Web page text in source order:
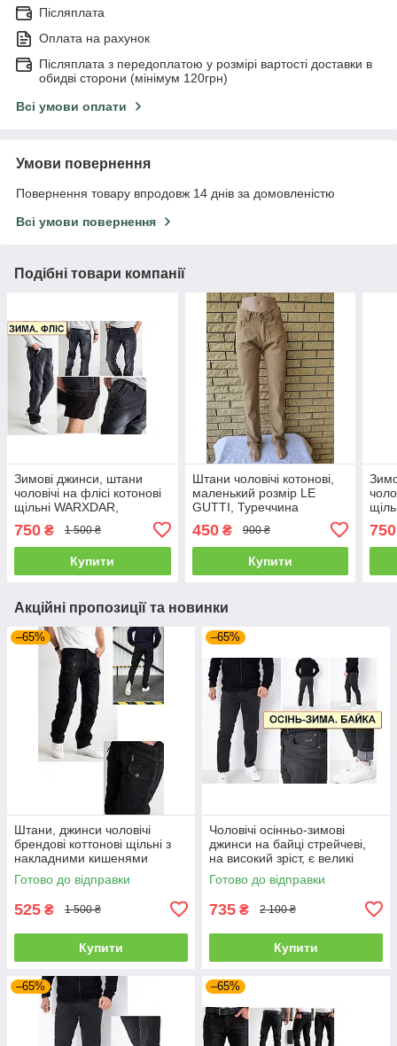
Післяплата
Оплата на рахунок
Післяплата з передоплатою у розмірі вартості доставки в
обидві сторони (мінімум 120грн)
Всі умови оплати
Умови повернення
Повернення товару впродовж 14 днів за домовленістю
Всі умови повернення
Подібні товари компанії
Зимові джинси, штани
чоловічі на флісі котонові
щільні WARXDAR,
750 ₴ 1 500 ₴
Купити
Штани чоловічі котонові,
маленький розмір LE
GUTTI, Туреччина
450₴ 900 ₴
Купити
750
Акційні пропозиції та новинки
–65%
Штани, джинси чоловічі
брендові коттонові щільні з
накладними кишенями
"карго" MIGACH, Туреччина
Готово до відправки
525 ₴ 1 500 ₴
Купити
–65%
Чоловічі осінньо-зимові
джинси на байці стрейчеві,
на високий зріст, є великі
розміри VINGVGS, Туреччина
Готово до відправки
735 ₴ 2 100 ₴
Купити
–65% –65%